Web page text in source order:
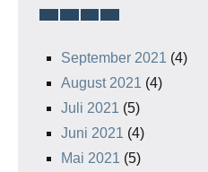
September 2021 (4)
August 2021 (4)
Juli 2021 (5)
Juni 2021 (4)
Mai 2021 (5)